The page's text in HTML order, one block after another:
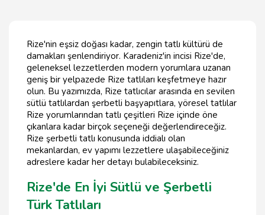
Rize'nin eşsiz doğası kadar, zengin tatlı kültürü de
damakları şenlendiriyor. Karadeniz'in incisi Rize'de,
geleneksel lezzetlerden modern yorumlara uzanan
geniş bir yelpazede Rize tatlıları keşfetmeye hazır
olun. Bu yazımızda, Rize tatlıcılar arasında en sevilen
sütlü tatlılardan şerbetli başyapıtlara, yöresel tatlılar
Rize yorumlarından tatlı çeşitleri Rize içinde öne
çıkanlara kadar birçok seçeneği değerlendireceğiz.
Rize şerbetli tatlı konusunda iddialı olan
mekanlardan, ev yapımı lezzetlere ulaşabileceğiniz
adreslere kadar her detayı bulabileceksiniz.
Rize'de En İyi Sütlü ve Şerbetli
Türk Tatlıları